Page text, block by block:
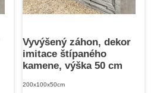
Vyvýšený záhon, dekor
imitace štípaného
kamene, výška 50 cm
200x100x50cm